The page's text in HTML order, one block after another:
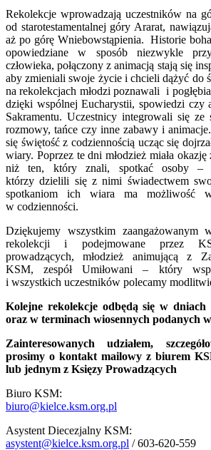
Rekolekcje wprowadzają uczestników na
od starotestamentalnej góry Ararat,
aż po górę Wniebowstąpienia. Historie
opowiedziane w sposób niezwykle
człowieka, połączony z animacją stają się
aby zmieniali swoje życie i chcieli dążyć do
na rekolekcjach młodzi poznawali i
dzięki wspólnej Eucharystii, spowiedzi czy
Sakramentu. Uczestnicy integrowali się ze
rozmowy, tańce czy inne zabawy i
się świętość z codziennością ucząc się
wiary. Poprzez te dni młodzież miała
niż ten, który znali, spotkać osoby –
którzy dzielili się z nimi świadectwem
spotkaniom ich wiara ma możliwość
w codzienności.
Dziękujemy wszystkim zaangażowanym
rekolekcji i podejmowane przez
prowadzących, młodzież animującą z
KSM, zespół Umiłowani – który
i wszystkich uczestników polecamy
Kolejne rekolekcje odbędą się w
oraz w terminach wiosennych podanych
Zainteresowanych udziałem,
prosimy o kontakt mailowy z biurem
lub jednym z Księzy Prowadzących
Biuro KSM:
biuro@kielce.ksm.org.pl
Asystent Diecezjalny KSM:
asystent@kielce.ksm.org.pl / 603-620-559